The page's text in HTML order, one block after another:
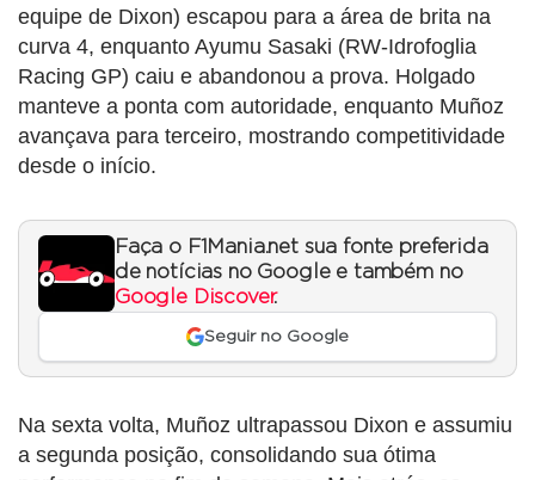
equipe de Dixon) escapou para a área de brita na
curva 4, enquanto Ayumu Sasaki (RW-Idrofoglia
Racing GP) caiu e abandonou a prova. Holgado
manteve a ponta com autoridade, enquanto Muñoz
avançava para terceiro, mostrando competitividade
desde o início.
Faça o F1Mania.net sua fonte preferida
de notícias no Google e também no
Google Discover.
Seguir no Google
Na sexta volta, Muñoz ultrapassou Dixon e assumiu
a segunda posição, consolidando sua ótima